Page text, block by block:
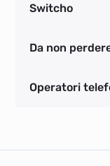
Switcho
Da non
Operatori